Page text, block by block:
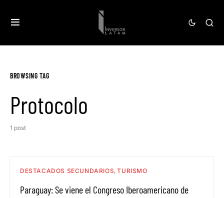
BROWSING TAG
Protocolo
1 post
DESTACADOS SECUNDARIOS TURISMO
Paraguay: Se viene el Congreso Iberoamericano de